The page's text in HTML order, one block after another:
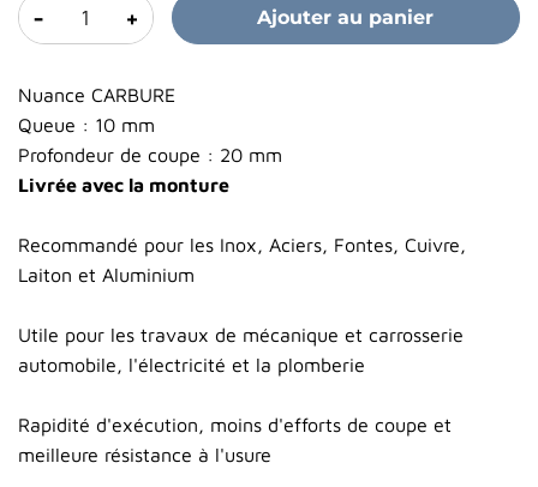
- + Ajouter au panier
Nuance CARBURE
Queue : 10 mm
Profondeur de coupe : 20 mm
Livrée avec la monture
Recommandé pour les Inox, Aciers, Fontes, Cuivre,
Laiton et Aluminium
Utile pour les travaux de mécanique et carrosserie
automobile, l'électricité et la plomberie
Rapidité d'exécution, moins d'efforts de coupe et
meilleure résistance à l'usure